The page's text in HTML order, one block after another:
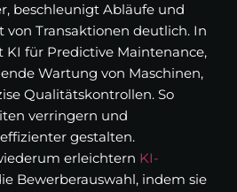
beschleunigt Abläufe und
von Transaktionen deutlich. In
für Predictive Maintenance,
Wartung von Maschinen,
Qualitätskontrollen. So
verringern und
gestalten.
erleichtern KI-
Bewerberauswahl, indem sie